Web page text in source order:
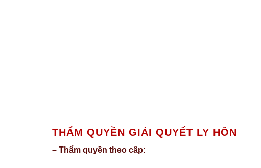
THẨM QUYỀN GIẢI QUYẾT LY HÔN
– Thẩm quyền theo cấp: